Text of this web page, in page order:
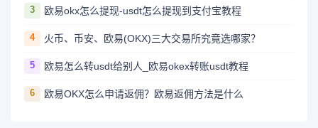
3 欧易okx怎么提现-usdt怎么提现到支付宝教程
4 火币、币安、欧易(OKX)三大交易所究竟选哪家？
5 欧易怎么转usdt给别人_欧易okex转账usdt教程
6 欧易OKX怎么申请返佣？欧易返佣方法是什么